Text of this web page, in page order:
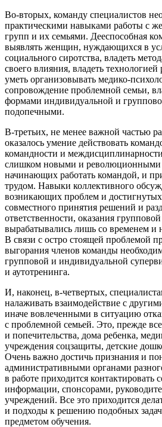
Во-вторых, команду специалистов
практическими навыками работы с
групп и их семьями. Дееспособная
выявлять женщин, нуждающихся в
социального сиротства, владеть
своего влияния, владеть технологией
уметь организовывать медико-
сопровождение проблемной семьи,
формами индивидуальной и
подопечными.
В-третьих, не менее важной частью
оказалось умение действовать
командности и
слишком новыми и революционными
начинающих работать командой, и
трудом. Навыки коллективного
возникающих проблем и достигнутых
совместного принятия решений и
ответственности, оказания
вырабатывались лишь со временем и
В связи с остро стоящей проблемой
выгорания членов команды
групповой и индивидуальной
и аутотренинга.
И, наконец, в-четвертых,
налаживать взаимодействие с
иначе вовлеченными в ситуацию
с проблемной семьей. Это, прежде
и попечительства, дома ребенка,
учреждения соцзащиты, детские
Очень важно достичь признания и
административными органами
в работе приходится контактировать
информации, спонсорами,
учреждений. Все это приходится
и подходы к решению подобных
предметом обучения.